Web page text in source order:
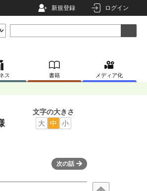
新規登録 ログイン
ス 書籍 メディア化
文字の大きさ
大
中 小
次の話